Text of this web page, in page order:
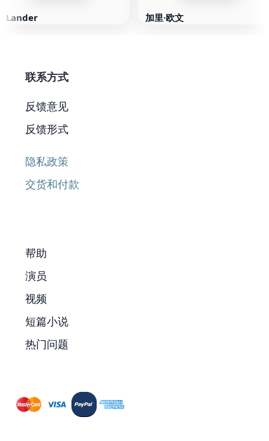
Lander 加里·欧文
联系方式
反馈意见
反馈形式
隐私政策
交货和付款
帮助
演员
视频
短篇小说
热门问题